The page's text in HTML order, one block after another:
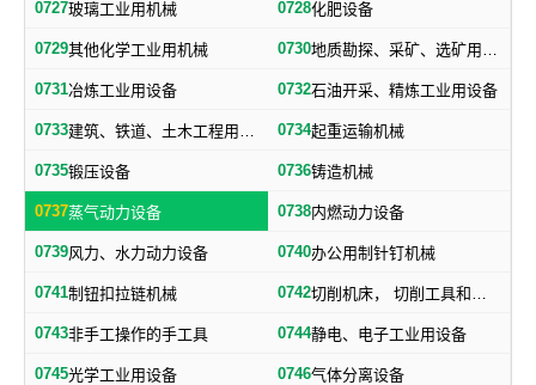
0727玻璃工业用机械 0728化肥设备
0729其他化学工业用机械 0730 地质勘探、采矿、选矿用机械
0731冶炼工业用设备 0732石油开采、精炼工业用设备
0733 建筑、铁道、土木工程用机械 0734起重运输机械
0735锻压设备 0736铸造机械
0737蒸气动力设备 0738内燃动力设备
0739风力、水力动力设备 0740办公用制针钉机械
0741制钮扣拉链机械 0742 切削机床， 切削工具和其他金属加工机械
0743非手工操作的手工具 0744静电、电子工业用设备
0745光学工业用设备 0746气体分离设备